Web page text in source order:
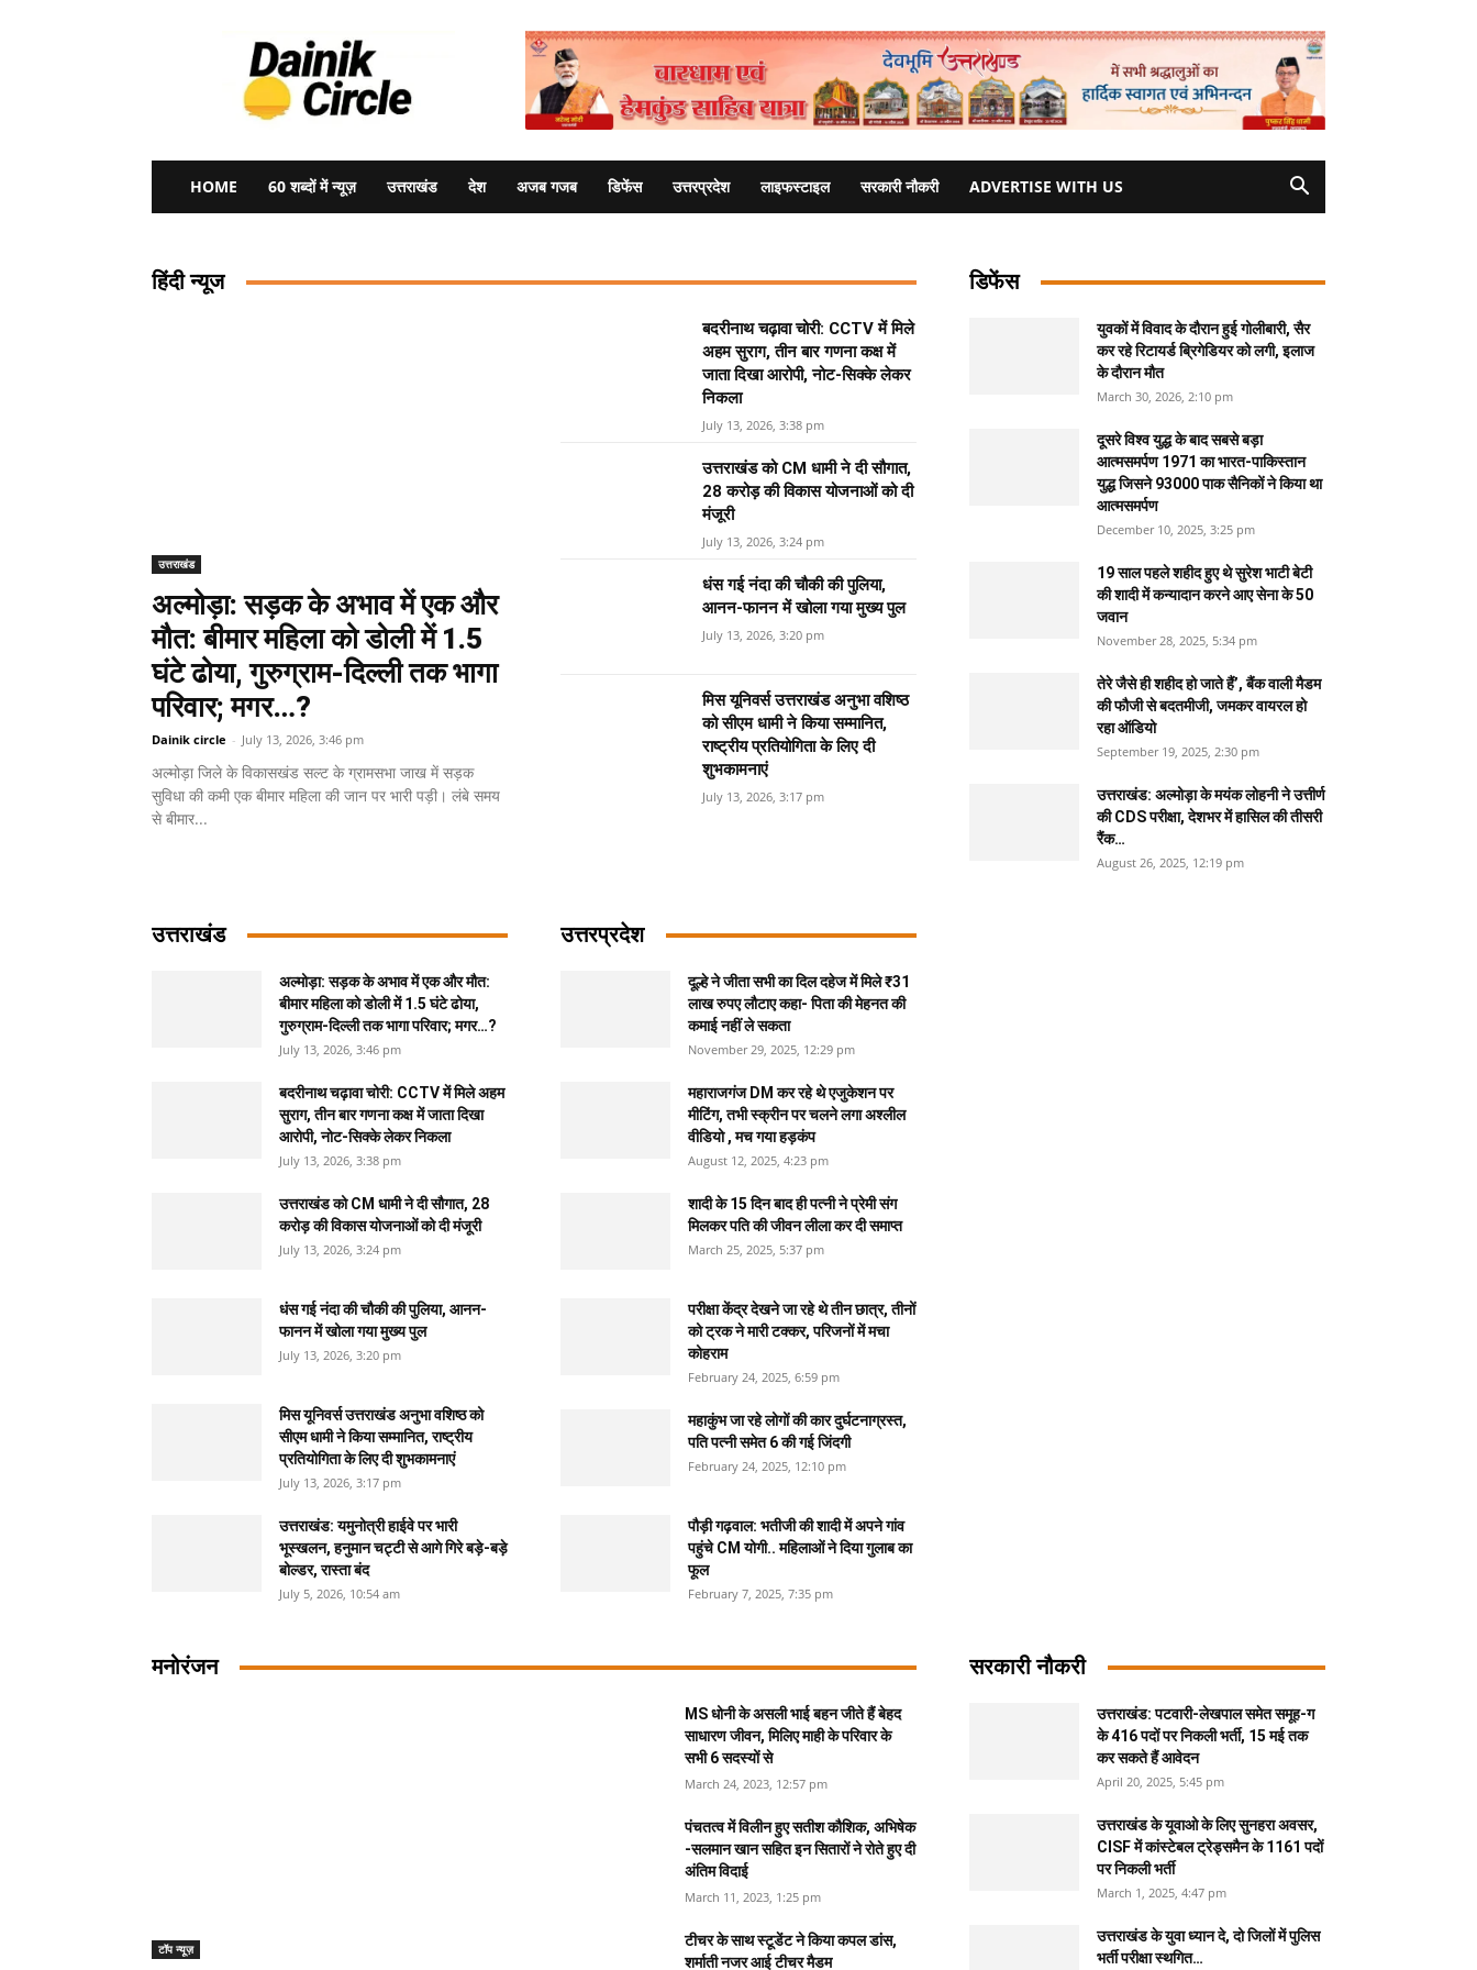
HOME 60 शब्दों में न्यूज़ उत्तराखंड देश अजब गजब डिफेंस उत्तरप्रदेश लाइफस्टाइल सरकारी नौकरी ADVERTISE WITH US
हिंदी न्यूज
उत्तराखंड
अल्मोड़ा: सड़क के अभाव में एक और
मौत: बीमार महिला को डोली में 1.5
घंटे ढोया, गुरुग्राम-दिल्ली तक भागा
परिवार; मगर…?
Dainik circle - July 13, 2026, 3:46 pm
अल्मोड़ा जिले के विकासखंड सल्ट के ग्रामसभा जाख में सड़क
सुविधा की कमी एक बीमार महिला की जान पर भारी पड़ी। लंबे समय
से बीमार...
बदरीनाथ चढ़ावा चोरी: CCTV में मिले
अहम सुराग, तीन बार गणना कक्ष में
जाता दिखा आरोपी, नोट-सिक्के लेकर
निकला
July 13, 2026, 3:38 pm
उत्तराखंड को CM धामी ने दी सौगात,
28 करोड़ की विकास योजनाओं को दी
मंजूरी
July 13, 2026, 3:24 pm
धंस गई नंदा की चौकी की पुलिया,
आनन-फानन में खोला गया मुख्य पुल
July 13, 2026, 3:20 pm
मिस यूनिवर्स उत्तराखंड अनुभा वशिष्ठ
को सीएम धामी ने किया सम्मानित,
राष्ट्रीय प्रतियोगिता के लिए दी
शुभकामनाएं
July 13, 2026, 3:17 pm
डिफेंस
युवकों में विवाद के दौरान हुई गोलीबारी, सैर
कर रहे रिटायर्ड ब्रिगेडियर को लगी, इलाज
के दौरान मौत
March 30, 2026, 2:10 pm
दूसरे विश्व युद्ध के बाद सबसे बड़ा
आत्मसमर्पण 1971 का भारत-पाकिस्तान
युद्ध जिसने 93000 पाक सैनिकों ने किया था
आत्मसमर्पण
December 10, 2025, 3:25 pm
19 साल पहले शहीद हुए थे सुरेश भाटी बेटी
की शादी में कन्यादान करने आए सेना के 50
जवान
November 28, 2025, 5:34 pm
तेरे जैसे ही शहीद हो जाते हैं’, बैंक वाली मैडम
की फौजी से बदतमीजी, जमकर वायरल हो
रहा ऑडियो
September 19, 2025, 2:30 pm
उत्तराखंड: अल्मोड़ा के मयंक लोहनी ने उत्तीर्ण
की CDS परीक्षा, देशभर में हासिल की तीसरी
रैंक…
August 26, 2025, 12:19 pm
उत्तराखंड
अल्मोड़ा: सड़क के अभाव में एक और मौत:
बीमार महिला को डोली में 1.5 घंटे ढोया,
गुरुग्राम-दिल्ली तक भागा परिवार; मगर…?
July 13, 2026, 3:46 pm
बदरीनाथ चढ़ावा चोरी: CCTV में मिले अहम
सुराग, तीन बार गणना कक्ष में जाता दिखा
आरोपी, नोट-सिक्के लेकर निकला
July 13, 2026, 3:38 pm
उत्तराखंड को CM धामी ने दी सौगात, 28
करोड़ की विकास योजनाओं को दी मंजूरी
July 13, 2026, 3:24 pm
धंस गई नंदा की चौकी की पुलिया, आनन-
फानन में खोला गया मुख्य पुल
July 13, 2026, 3:20 pm
मिस यूनिवर्स उत्तराखंड अनुभा वशिष्ठ को
सीएम धामी ने किया सम्मानित, राष्ट्रीय
प्रतियोगिता के लिए दी शुभकामनाएं
July 13, 2026, 3:17 pm
उत्तराखंड: यमुनोत्री हाईवे पर भारी
भूस्खलन, हनुमान चट्टी से आगे गिरे बड़े-बड़े
बोल्डर, रास्ता बंद
July 5, 2026, 10:54 am
उत्तरप्रदेश
दूल्हे ने जीता सभी का दिल दहेज में मिले ₹31
लाख रुपए लौटाए कहा- पिता की मेहनत की
कमाई नहीं ले सकता
November 29, 2025, 12:29 pm
महाराजगंज DM कर रहे थे एजुकेशन पर
मीटिंग, तभी स्क्रीन पर चलने लगा अश्लील
वीडियो , मच गया हड़कंप
August 12, 2025, 4:23 pm
शादी के 15 दिन बाद ही पत्नी ने प्रेमी संग
मिलकर पति की जीवन लीला कर दी समाप्त
March 25, 2025, 5:37 pm
परीक्षा केंद्र देखने जा रहे थे तीन छात्र, तीनों
को ट्रक ने मारी टक्कर, परिजनों में मचा
कोहराम
February 24, 2025, 6:59 pm
महाकुंभ जा रहे लोगों की कार दुर्घटनाग्रस्त,
पति पत्नी समेत 6 की गई जिंदगी
February 24, 2025, 12:10 pm
पौड़ी गढ़वाल: भतीजी की शादी में अपने गांव
पहुंचे CM योगी.. महिलाओं ने दिया गुलाब का
फूल
February 7, 2025, 7:35 pm
मनोरंजन
टॉप न्यूज़
MS धोनी के असली भाई बहन जीते हैं बेहद
साधारण जीवन, मिलिए माही के परिवार के
सभी 6 सदस्यों से
March 24, 2023, 12:57 pm
पंचतत्व में विलीन हुए सतीश कौशिक, अभिषेक
-सलमान खान सहित इन सितारों ने रोते हुए दी
अंतिम विदाई
March 11, 2023, 1:25 pm
टीचर के साथ स्टूडेंट ने किया कपल डांस,
शर्माती नजर आई टीचर मैडम
सरकारी नौकरी
उत्तराखंड: पटवारी-लेखपाल समेत समूह-ग
के 416 पदों पर निकली भर्ती, 15 मई तक
कर सकते हैं आवेदन
April 20, 2025, 5:45 pm
उत्तराखंड के यूवाओ के लिए सुनहरा अवसर,
CISF में कांस्टेबल ट्रेड्समैन के 1161 पदों
पर निकली भर्ती
March 1, 2025, 4:47 pm
उत्तराखंड के युवा ध्यान दे, दो जिलों में पुलिस
भर्ती परीक्षा स्थगित…